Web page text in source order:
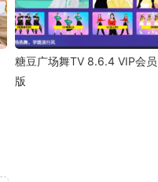
糖豆广场舞TV 8.6.4 VIP会员
版